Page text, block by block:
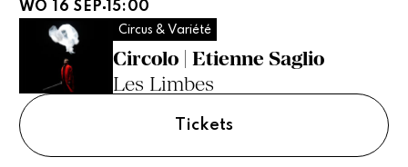
Circolo | Etienne Saglio
Les Limbes
Circus & Variété
Tickets
WO 16 SEP 15:00